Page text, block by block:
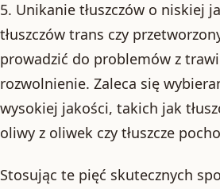
5. Unikanie tłuszczów o niskiej
tłuszczów trans czy
prowadzić do problemów z
rozwolnienie. Zaleca się
wysokiej jakości, takich jak
oliwy z oliwek czy tłuszcze
Stosując te pięć skutecznych